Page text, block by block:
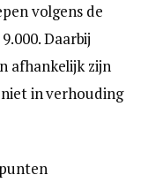
volgens de
Daarbij
afhankelijk zijn
in verhouding